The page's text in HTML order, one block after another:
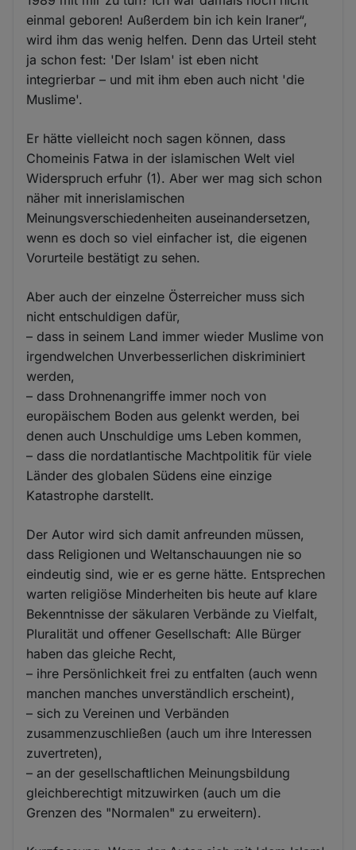
einmal geboren! Außerdem bin ich kein Iraner“,
wird ihm das wenig helfen. Denn das Urteil steht
ja schon fest: 'Der Islam' ist eben nicht
integrierbar – und mit ihm eben auch nicht 'die
Muslime'.
Er hätte vielleicht noch sagen können, dass
Chomeinis Fatwa in der islamischen Welt viel
Widerspruch erfuhr (1). Aber wer mag sich schon
näher mit innerislamischen
Meinungsverschiedenheiten auseinandersetzen,
wenn es doch so viel einfacher ist, die eigenen
Vorurteile bestätigt zu sehen.
Aber auch der einzelne Österreicher muss sich
nicht entschuldigen dafür,
– dass in seinem Land immer wieder Muslime von
irgendwelchen Unverbesserlichen diskriminiert
werden,
– dass Drohnenangriffe immer noch von
europäischem Boden aus gelenkt werden, bei
denen auch Unschuldige ums Leben kommen,
– dass die nordatlantische Machtpolitik für viele
Länder des globalen Südens eine einzige
Katastrophe darstellt.
Der Autor wird sich damit anfreunden müssen,
dass Religionen und Weltanschauungen nie so
eindeutig sind, wie er es gerne hätte. Entsprechen
warten religiöse Minderheiten bis heute auf klare
Bekenntnisse der säkularen Verbände zu Vielfalt,
Pluralität und offener Gesellschaft: Alle Bürger
haben das gleiche Recht,
– ihre Persönlichkeit frei zu entfalten (auch wenn
manchen manches unverständlich erscheint),
– sich zu Vereinen und Verbänden
zusammenzuschließen (auch um ihre Interessen
zuvertreten),
– an der gesellschaftlichen Meinungsbildung
gleichberechtigt mitzuwirken (auch um die
Grenzen des "Normalen" zu erweitern).